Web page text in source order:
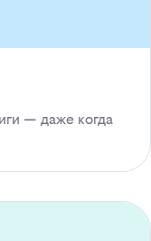
— даже когда